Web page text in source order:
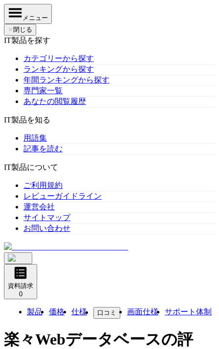
メニュー
✕ 閉じる
IT製品を探す
カテゴリーから探す
ランキングから探す
年間ランキングから探す
専門家一覧
あなたの閲覧履歴
IT製品を知る
用語集
記事を読む
IT製品について
ご利用規約
レビューガイドライン
運営会社
サイトマップ
お問い合わせ
資料請求
0
製品 価格 仕様 口コミ 画面仕様 サポート体制
楽々Webデータベースの評